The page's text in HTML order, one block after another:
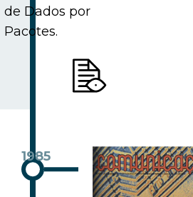
de Dados por
Pacotes.
1985